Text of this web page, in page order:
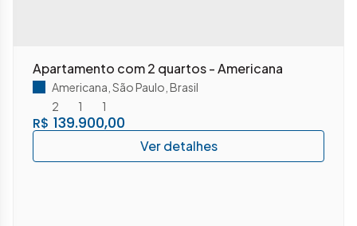
Apartamento com 2 quartos - Americana
R$ 139.900,00
Americana São Paulo Brasil
2
1 1